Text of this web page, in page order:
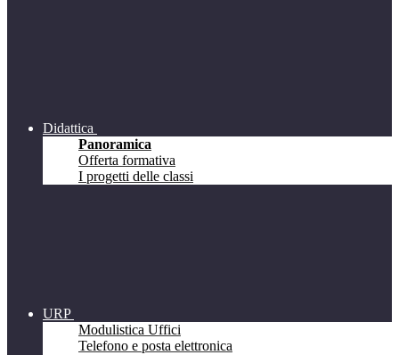
Didattica
Panoramica
Offerta formativa
I progetti delle classi
URP
Modulistica Uffici
Telefono e posta elettronica